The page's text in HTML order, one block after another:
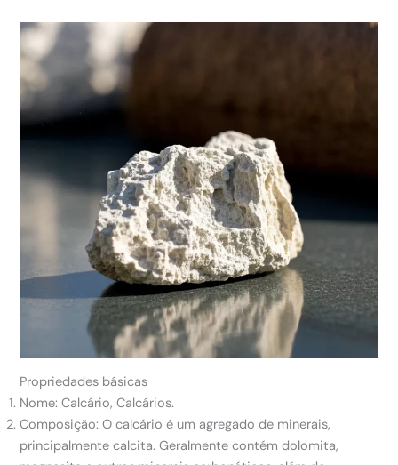
Propriedades básicas
Nome: Calcário, Calcários.
Composição: O calcário é um agregado de minerais,
principalmente calcita. Geralmente contém dolomita,